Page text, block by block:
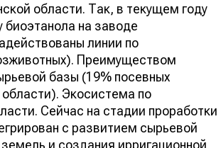
области. Так, в текущем году
биоэтанола на заводе
линии по
Преимуществом
базы (19% посевных
Экосистема по
Сейчас на стадии проработки
с развитием сырьевой
и создания ирригационной